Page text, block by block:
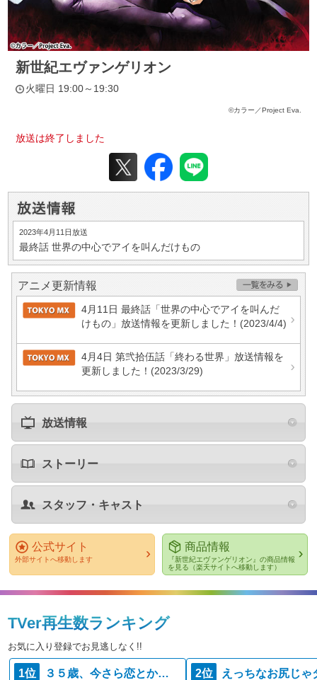
新世紀エヴァンゲリオン
火曜日 19:00～19:30
©カラー／Project Eva.
放送は終了しました
2023年4月11日放送
最終話世界の中心でアイを叫んだけもの
アニメ更新情報
4月11日 最終話「世界の中心でアイを叫んだ
けもの」放送情報を更新しました！ (2023/4/4)
4月4日 第弐拾伍話「終わる世界」放送情報を
更新しました！ (2023/3/29)
放送情報
ストーリー
スタッフ・キャスト
公式サイト
外部サイトへ移動します
商品情報
『新世紀エヴァンゲリオン』の商品情報
を見る（楽天サイトへ移動します）
TVer再生数ランキング
お気に入り登録でお見逃しなく!!
1位 ３５歳、今さら恋とかありえない 2位